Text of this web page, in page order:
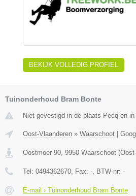
BEKIJK VOLLEDIG PROFIEL
Tuinonderhoud Bram Bonte
Niet gevestigd in de plaats Pecq en
Oost-Vlaanderen » Waarschoot
Oostmoer 90, 9950 Waarschoot (
Tel: 0494362670, Fax: -, BTW-nr: -
E-mail › Tuinonderhoud Bram Bonte